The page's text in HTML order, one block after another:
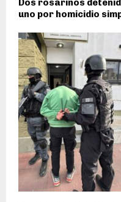
Dos rosarinos
uno por homicidio